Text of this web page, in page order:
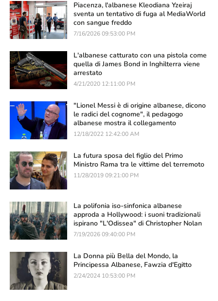
Piacenza, l'albanese Kleodiana Yzeiraj
sventa un tentativo di fuga al MediaWorld
con sangue freddo
7/16/2026 09:53:00 PM
L'albanese catturato con una pistola come
quella di James Bond in Inghilterra viene
arrestato
4/21/2020 12:11:00 PM
"Lionel Messi è di origine albanese, dicono
le radici del cognome", il pedagogo
albanese mostra il collegamento
12/18/2022 12:42:00 AM
La futura sposa del figlio del Primo
Ministro Rama tra le vittime del terremoto
11/28/2019 09:21:00 PM
La polifonia iso-sinfonica albanese
approda a Hollywood: i suoni tradizionali
ispirano "L'Odissea" di Christopher Nolan
7/19/2026 09:40:00 PM
La Donna più Bella del Mondo, la
Principessa Albanese, Fawzia d'Egitto
2/24/2024 10:53:00 PM